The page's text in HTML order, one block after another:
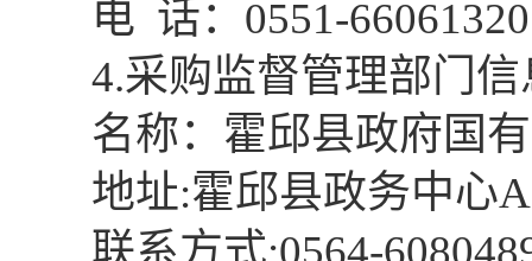
电 话： 0551-66061320
4.采购监督管理部门
名称：霍邱县政府国
地址:霍邱县政务中心